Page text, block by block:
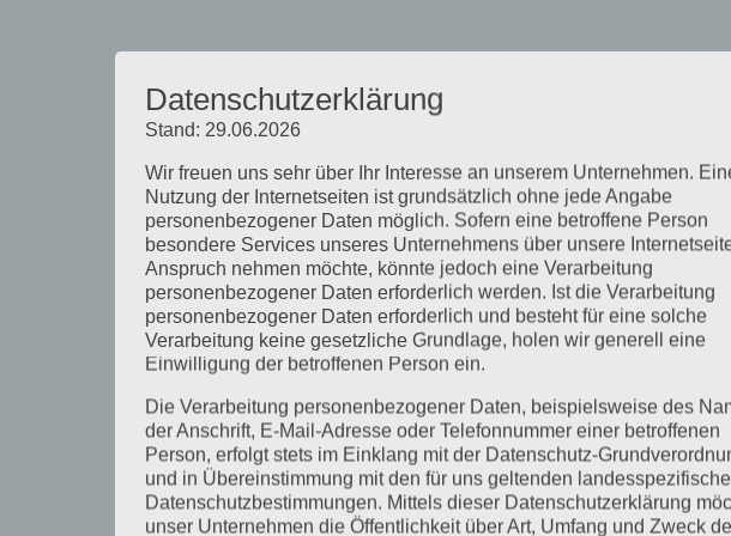
Datenschutzerklärung
Stand: 29.06.2026
Wir freuen uns sehr über Ihr Interesse an unserem Unternehmen.
Nutzung der Internetseiten ist grundsätzlich ohne jede Angabe
personenbezogener Daten möglich. Sofern eine betroffene Person
besondere Services unseres Unternehmens über unsere
Anspruch nehmen möchte, könnte jedoch eine Verarbeitung
personenbezogener Daten erforderlich werden. Ist die Verarbeitung
personenbezogener Daten erforderlich und besteht für eine solche
Verarbeitung keine gesetzliche Grundlage, holen wir generell eine
Einwilligung der betroffenen Person ein.
Die Verarbeitung personenbezogener Daten, beispielsweise des
der Anschrift, E-Mail-Adresse oder Telefonnummer einer betroffenen
Person, erfolgt stets im Einklang mit der Datenschutz-
und in Übereinstimmung mit den für uns geltenden
Datenschutzbestimmungen. Mittels dieser Datenschutzerklärung
unser Unternehmen die Öffentlichkeit über Art, Umfang und Zweck